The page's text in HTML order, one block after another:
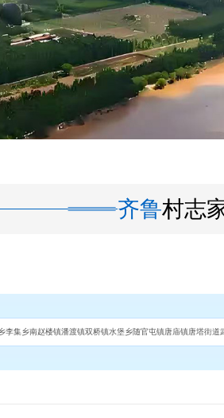
齐鲁村志
李集乡南赵楼镇潘渡镇双桥镇水堡乡随官屯镇唐庙镇唐塔街道